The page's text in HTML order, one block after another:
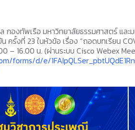
กองทัพเรือ มหาวิทยาลัยธรรมศาสตร์ แล
รั้งที่ 23 ในหัวข้อ เรื่อง “ถอดบทเรียน
– 16.00 น. (ผ่านระบบ Cisco Webex
forms/d/e/